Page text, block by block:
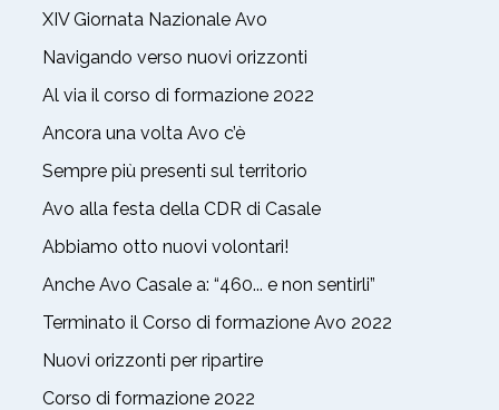
XIV Giornata Nazionale Avo
Navigando verso nuovi orizzonti
Al via il corso di formazione 2022
Ancora una volta Avo c’è
Sempre più presenti sul territorio
Avo alla festa della CDR di Casale
Abbiamo otto nuovi volontari!
Anche Avo Casale a: “460... e non sentirli”
Terminato il Corso di formazione Avo 2022
Nuovi orizzonti per ripartire
Corso di formazione 2022